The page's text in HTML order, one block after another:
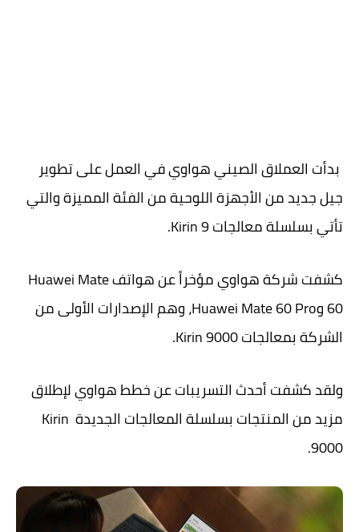
بدأت العملاق الصيني هواوي في العمل على تطوير
جيل جديد من الأجهزة اللوحية من الفئة المميزة والتي
تأتي بسلسلة معالجات Kirin 9.
كشفت شركة هواوي مؤخراً عن هواتف Huawei Mate
60 وHuawei Mate 60 Pro، وهم الإصدارات الأولى من
الشركة بمعالجات Kirin 9000.
ولقد كشفت أحدث التسريبات عن خطط هواوي لإطلاق
مزيد من المنتجات بسلسلة المعالجات الجديدة Kirin
9000.